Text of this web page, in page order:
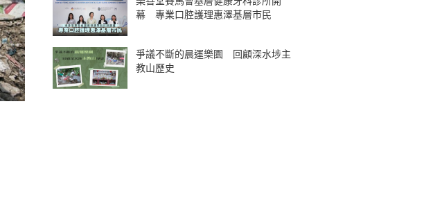
幕 專業口腔護理惠澤基層市民
爭議不斷的晨運樂園 回顧深水埗主
教山歷史